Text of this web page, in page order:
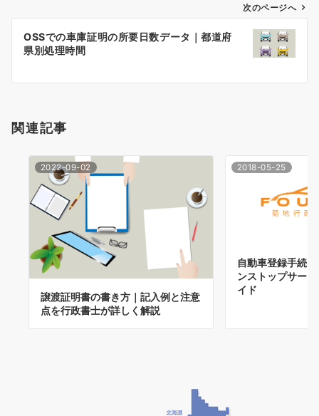
ン
次のページへ
OSSでの車庫証明の所要日数データ｜都道府
県別処理時間
関連記事
2022-09-02
譲渡証明書の書き方｜記入例と注意
点を行政書士が詳しく解説
2018-05-25
自動車登録手続
ンストップサー
イド